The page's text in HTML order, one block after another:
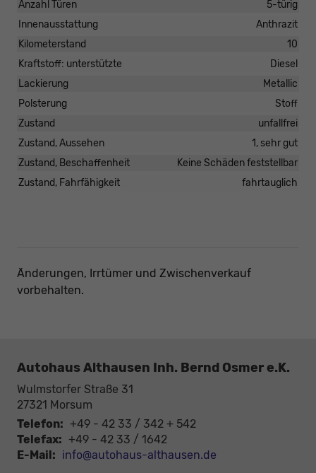
Anzahl Türen
5-türig
Innenausstattung
Anthrazit
Kilometerstand
10
Kraftstoff: unterstützte
Diesel
Lackierung
Metallic
Polsterung
Stoff
Zustand
unfallfrei
Zustand, Aussehen
1, sehr gut
Zustand, Beschaffenheit
Keine Schäden feststellbar
Zustand, Fahrfähigkeit
fahrtauglich
Änderungen, Irrtümer und Zwischenverkauf
vorbehalten.
Autohaus Althausen Inh. Bernd Osmer e.K.
Wulmstorfer Straße 31
27321 Morsum
Telefon: +49 - 42 33 / 342 + 542
Telefax: +49 - 42 33 / 1642
E-Mail: info@autohaus-althausen.de